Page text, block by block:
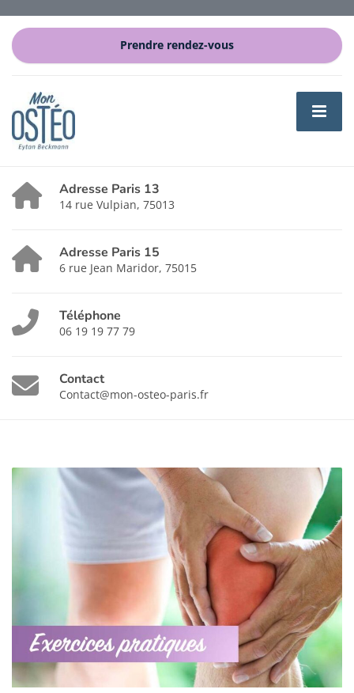
Prendre rendez-vous
Adresse Paris 13
14 rue Vulpian, 75013
Adresse Paris 15
6 rue Jean Maridor, 75015
Téléphone
06 19 19 77 79
Contact
Contact@mon-osteo-paris.fr